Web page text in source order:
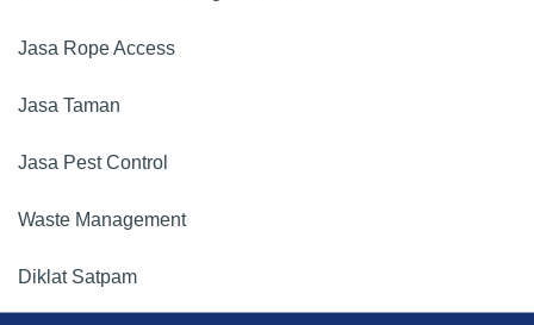
Jasa Rope Access
Jasa Taman
Jasa Pest Control
Waste Management
Diklat Satpam